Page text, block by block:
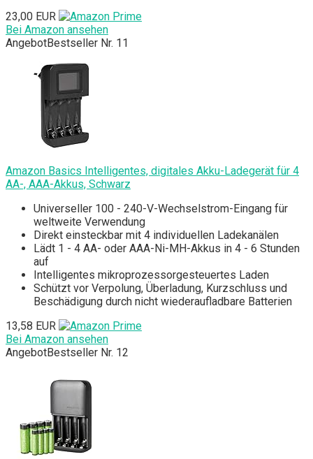
23,00 EUR
Bei Amazon ansehen
AngebotBestseller Nr. 11
Amazon Basics Intelligentes, digitales Akku-Ladegerät für 4
AA-, AAA-Akkus, Schwarz
Universeller 100 - 240-V-Wechselstrom-Eingang für
weltweite Verwendung
Direkt einsteckbar mit 4 individuellen Ladekanälen
Lädt 1 - 4 AA- oder AAA-Ni-MH-Akkus in 4 - 6 Stunden
auf
Intelligentes mikroprozessorgesteuertes Laden
Schützt vor Verpolung, Überladung, Kurzschluss und
Beschädigung durch nicht wiederaufladbare Batterien
13,58 EUR
Bei Amazon ansehen
AngebotBestseller Nr. 12